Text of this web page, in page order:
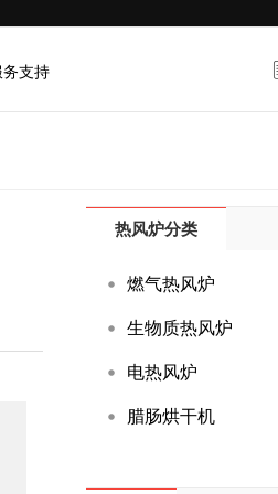
务支持
热风炉分类
燃气热风炉
生物质热风炉
电热风炉
腊肠烘干机